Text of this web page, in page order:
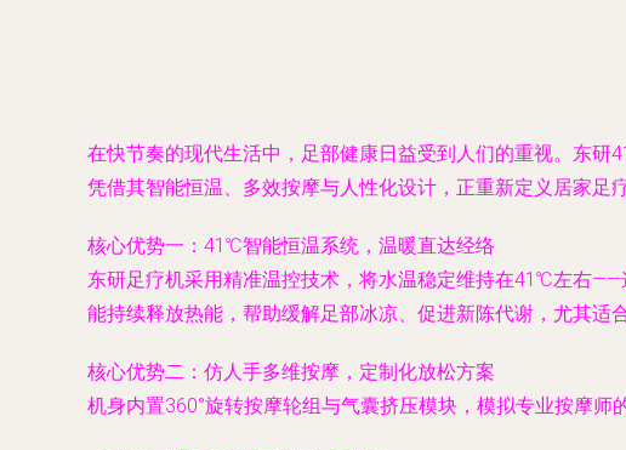
在快节奏的现代生活中，足部健康日益受到人们的重视。东
凭借其智能恒温、多效按摩与人性化设计，正重新定义居家足疗
核心优势一：41℃智能恒温系统，温暖直达经络
东研足疗机采用精准温控技术，将水温稳定维持在41℃左右
能持续释放热能，帮助缓解足部冰凉、促进新陈代谢，尤其适
核心优势二：仿人手多维按摩，定制化放松方案
机身内置360°旋转按摩轮组与气囊挤压模块，模拟专业按摩师